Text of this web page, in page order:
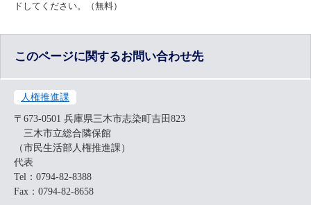
ドしてください。（無料）
このページに関するお問い合わせ先
人権推進課
〒673-0501 兵庫県三木市志染町吉田823
三木市立総合隣保館
（市民生活部人権推進課）
代表
Tel：0794-82-8388
Fax：0794-82-8658